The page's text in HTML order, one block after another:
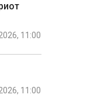
11:00
11:00